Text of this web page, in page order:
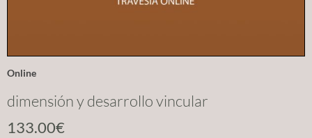
Online
dimensión y desarrollo vincular
133.00€